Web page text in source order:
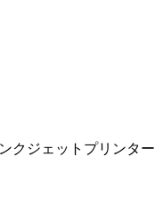
クジェットプリンター